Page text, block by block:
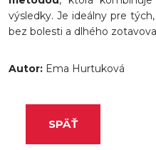
výsledky. Je ideálny pre
bez bolesti a dlhého
Autor: Ema Hurtuková
SPÄŤ